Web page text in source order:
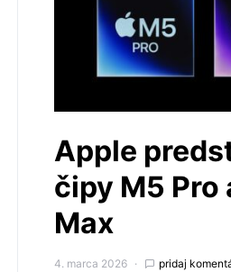
Apple
čipy M5 Pro
Max
4. marca 2026 pridaj